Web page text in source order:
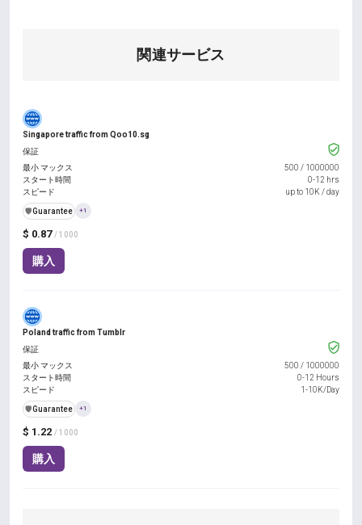
関連サービス
Singapore traffic from Qoo10.sg
$ 0.87 / 1000
購入
保証
最小 マックス
500 / 1000000
スタート時間
0-12 hrs
スピード
up to 10K / day
️🛡️Guarantee +1
Poland traffic from Tumblr
$ 1.22 / 1000
購入
保証
最小 マックス
500 / 1000000
スタート時間
0-12 Hours
スピード
1-10K/Day
️🛡️Guarantee +1